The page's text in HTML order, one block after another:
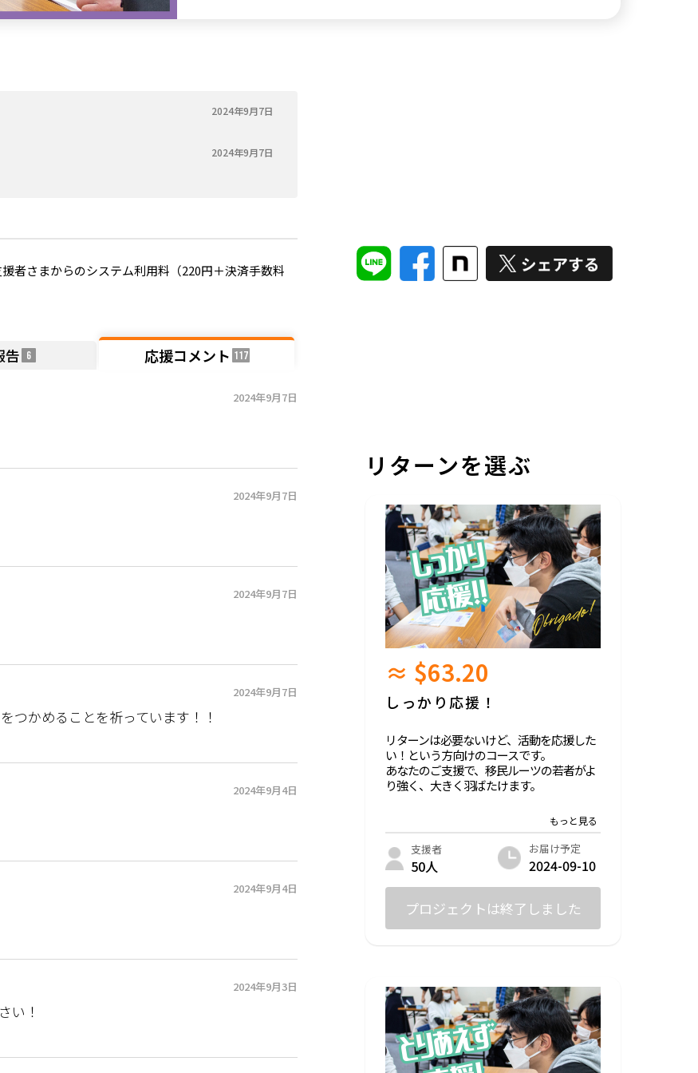
2024年9月7日
2024年9月7日
者さまからのシステム利用料（220円＋決済手数料
告 6 応援コメント 117
2024年9月7日
2024年9月7日
2024年9月7日
2024年9月7日
つかめることを祈っています！！
2024年9月4日
2024年9月4日
2024年9月3日
い！
リターンを選ぶ
≈ $63.20
しっかり応援！
リターンは必要ないけど、活動を応援した
い！という方向けのコースです。
あなたのご支援で、移民ルーツの若者がよ
り強く、大きく羽ばたけます。
また、支援者向けのLINEオープンチャット
へご招待します（参加は自由）。
支援者
50人
お届け予定
2024-09-10
プロジェクトは終了しました